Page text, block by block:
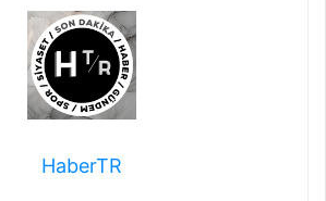
HaberTR